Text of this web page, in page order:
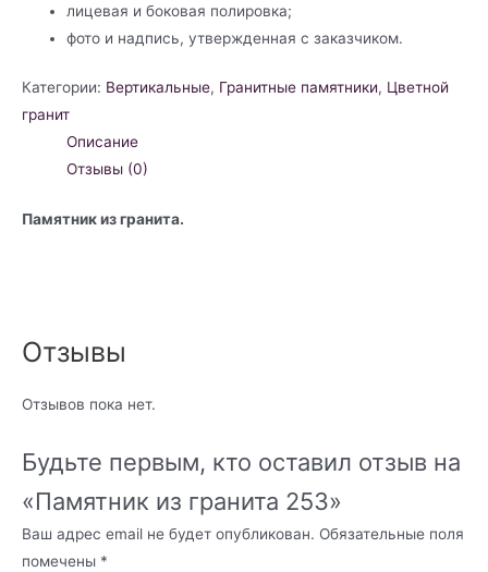
лицевая и боковая полировка;
фото и надпись, утвержденная с заказчиком.
Категории: Вертикальные, Гранитные памятники, Цветной
гранит
Описание
Отзывы (0)
Памятник из гранита.
Отзывы
Отзывов пока нет.
Будьте первым, кто оставил отзыв на
«Памятник из гранита 253»
Ваш адрес email не будет опубликован. Обязательные поля
помечены *